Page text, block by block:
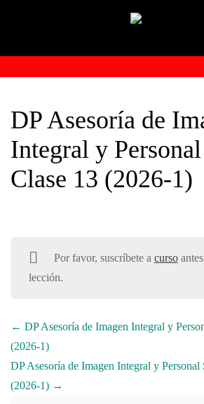
DP Asesoría de
Integral y
Clase 13 (2026-1)
Por favor, suscríbete a curso
lección.
DP Asesoría de Imagen Integral y
(2026-1)
DP Asesoría de Imagen Integral y Personal
(2026-1)